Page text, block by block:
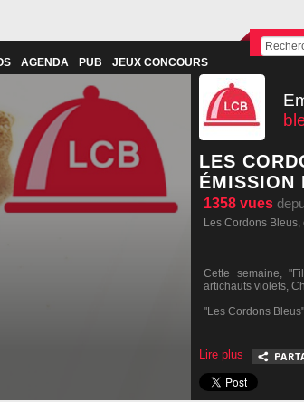
AGENDA PUB JEUX CONCOURS
LES
ÉMISSION
1358 vues
Les Cordons
Cette semaine,
artichauts violets,
"Les Cordons
Lire plus